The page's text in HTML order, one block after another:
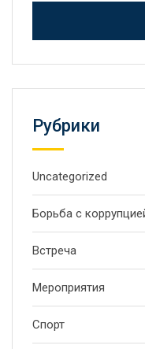
Рубрики
Uncategorized
Борьба с
Встреча
Мероприятия
Спорт